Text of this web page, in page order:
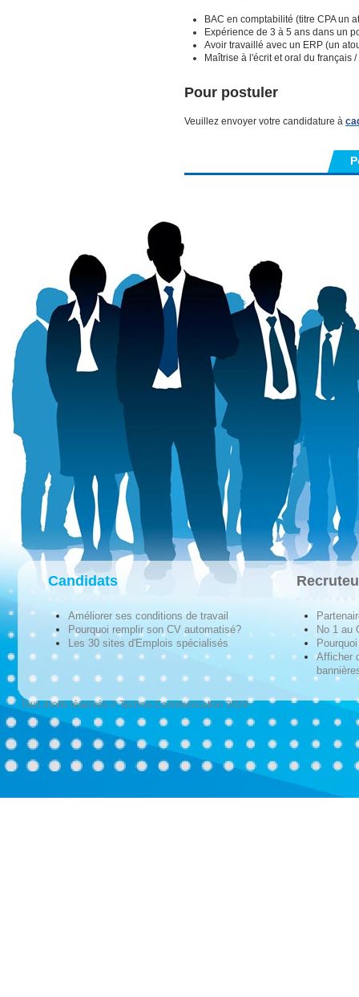
BAC en comptabilité (titre CPA un
Expérience de 3 à 5 ans dans un
Avoir travaillé avec un ERP (un
Maîtrise à l'écrit et oral du français
Pour postuler
Veuillez envoyer votre candidature à
Candidats
Améliorer ses conditions de travail
Pourquoi remplir son CV automatisé?
Les 30 sites d'Emplois spécialisés
No 1 au
Afficher
Tous droits réservés © Techno-Communication 2026